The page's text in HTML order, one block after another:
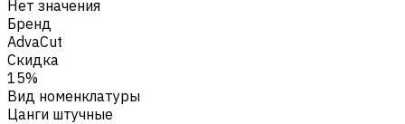
Нет значения
Бренд
AdvaCut
Скидка
15%
Вид номенклатуры
Цанги штучные